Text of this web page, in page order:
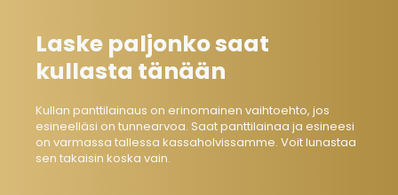
Laske paljonko saat
kullasta tänään
Kullan panttilainaus on erinomainen vaihtoehto, jos
esineelläsi on tunnearvoa. Saat panttilainaa ja esineesi
on varmassa tallessa kassaholvissamme. Voit lunastaa
sen takaisin koska vain.